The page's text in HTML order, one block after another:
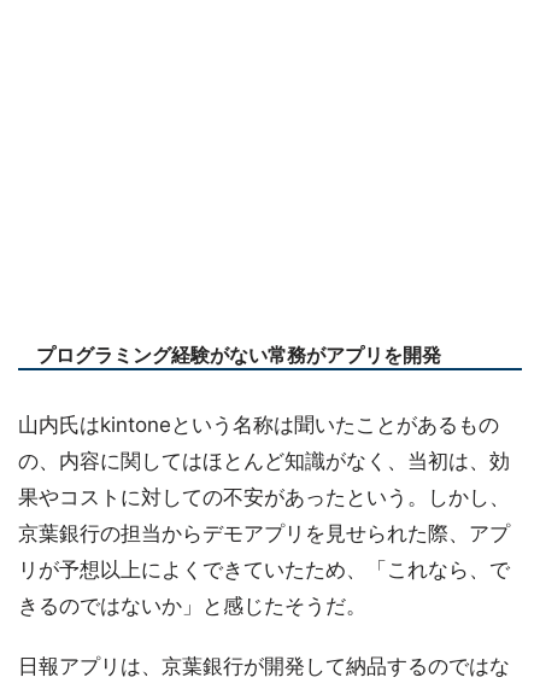
プログラミング経験がない常務がアプリを開発
山内氏はkintoneという名称は聞いたことがあるもの
の、内容に関してはほとんど知識がなく、当初は、効
果やコストに対しての不安があったという。しかし、
京葉銀行の担当からデモアプリを見せられた際、アプ
リが予想以上によくできていたため、「これなら、で
きるのではないか」と感じたそうだ。
日報アプリは、京葉銀行が開発して納品するのではな